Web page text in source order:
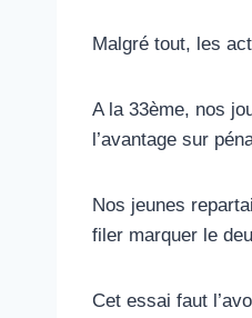
Malgré tout, les
A la 33ème, nos
l’avantage sur
Nos jeunes
filer marquer le
Cet essai faut